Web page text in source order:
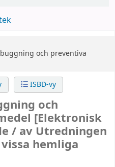
och preventiva
ISBD-vy
och
[Elektronisk
/ av Utredningen
hemliga